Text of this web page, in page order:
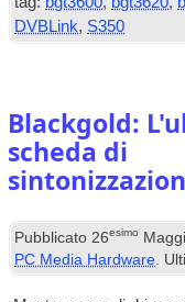
DVBLink, S350
Blackgold:
scheda di
Pubblicato26esimo
PC Media Hardware.